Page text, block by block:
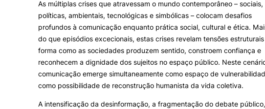
Prémios e Distinções
Núcleos de Investigação
Laboratório ROBOCORP
Horários
Recursos
Regulamentos e Despachos
Estatutos Especiais
Provedor do Estudante
Escola de
Formative Offer General
As múltiplas crises que atravessam o mundo contemporâneo – sociais,
políticas, ambientais, tecnológicas e simbólicas – colocam desafios
profundos à comunicação enquanto prática social, cultural e ética.
do que episódios excecionais, estas crises revelam tensões estruturais
forma como as sociedades produzem sentido, constroem confiança e
reconhecem a dignidade dos sujeitos no espaço público. Neste
comunicação emerge simultaneamente como espaço de
como possibilidade de reconstrução humanista da vida coletiva.
A intensificação da desinformação, a fragmentação do debate